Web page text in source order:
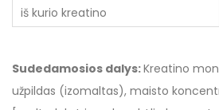
iš kurio kreatino
Sudedamosios dalys:Kreatino
užpildas (izomaltas), maisto